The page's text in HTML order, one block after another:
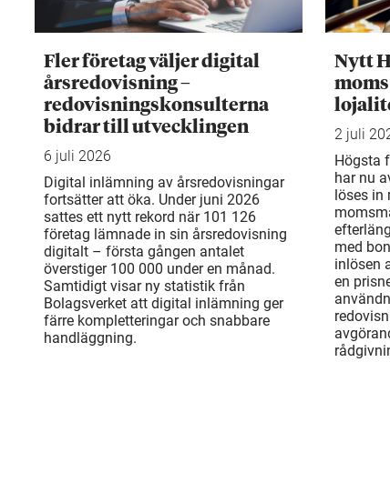
Fler företag väljer digital
årsredovisning –
redovisningskonsulterna
bidrar till utvecklingen
6 juli 2026
Digital inlämning av årsredovisningar
fortsätter att öka. Under juni 2026
sattes ett nytt rekord när 101 126
företag lämnade in sin årsredovisning
digitalt – första gången antalet
överstiger 100 000 under en månad.
Samtidigt visar ny statistik från
Bolagsverket att digital inlämning ger
färre kompletteringar och snabbare
handläggning.
Nytt
2 juli
Högsta
har nu
löses in
med
inlösen
en